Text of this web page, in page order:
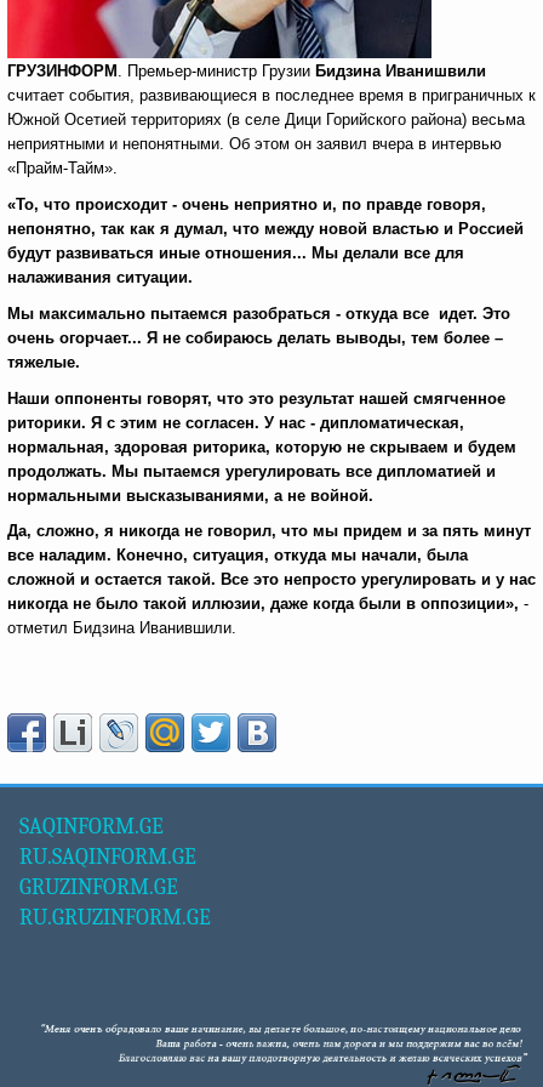
ГРУЗИНФОРМ . Премьер-министр Грузии Бидзина Иванишвили
считает события, развивающиеся в последнее время в приграничных к
Южной Осетией территориях (в селе Дици Горийского района) весьма
неприятными и непонятными. Об этом он заявил вчера в интервью
«Прайм-Тайм».
«То, что происходит - очень неприятно и, по правде говоря,
непонятно, так как я думал, что между новой властью и Россией
будут развиваться иные отношения... Мы делали все для
налаживания ситуации.
Мы максимально пытаемся разобраться - откуда все идет. Это
очень огорчает... Я не собираюсь делать выводы, тем более –
тяжелые.
Наши оппоненты говорят, что это результат нашей смягченное
риторики. Я с этим не согласен. У нас - дипломатическая,
нормальная, здоровая риторика, которую не скрываем и будем
продолжать. Мы пытаемся урегулировать все дипломатией и
нормальными высказываниями, а не войной.
Да, сложно, я никогда не говорил, что мы придем и за пять минут
все наладим. Конечно, ситуация, откуда мы начали, была
сложной и остается такой. Все это непросто урегулировать и у нас
никогда не было такой иллюзии, даже когда были в оппозиции», -
отметил Бидзина Иванившили.
SAQINFORM.GE
RU.SAQINFORM.GE
GRUZINFORM.GE
RU.GRUZINFORM.GE